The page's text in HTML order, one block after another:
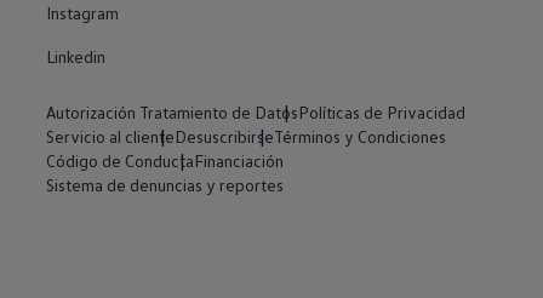
Instagram
Linkedin
Autorización Tratamiento de DatosPolíticas de Privacidad
Servicio al clienteDesuscribirseTérminos y Condiciones
Código de ConductaFinanciación
Sistema de denuncias y reportes